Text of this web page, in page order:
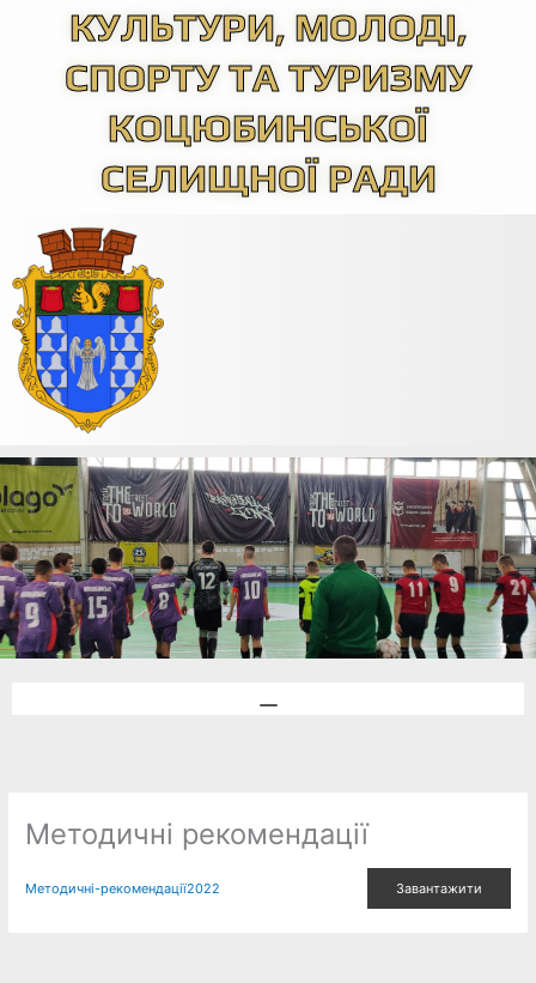
КУЛЬТУРИ, МОЛОДІ,
СПОРТУ ТА ТУРИЗМУ
КОЦЮБИНСЬКОЇ
СЕЛИЩНОЇ РАДИ
Методичні рекомендації
Методичні-рекомендації2022 Завантажити